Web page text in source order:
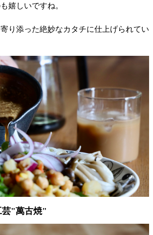
嬉しいですね。
り添った絶妙なカタチに仕上げられてい
"萬古焼"